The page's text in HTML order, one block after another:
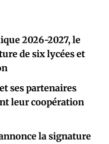
2026-2027, le
de six lycées et
ses partenaires
leur coopération
la signature